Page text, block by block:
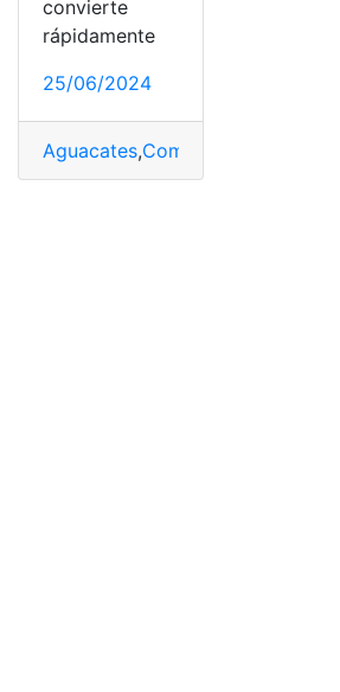
convierte
rápidamente
25/06/2024
Aguacates,Comer